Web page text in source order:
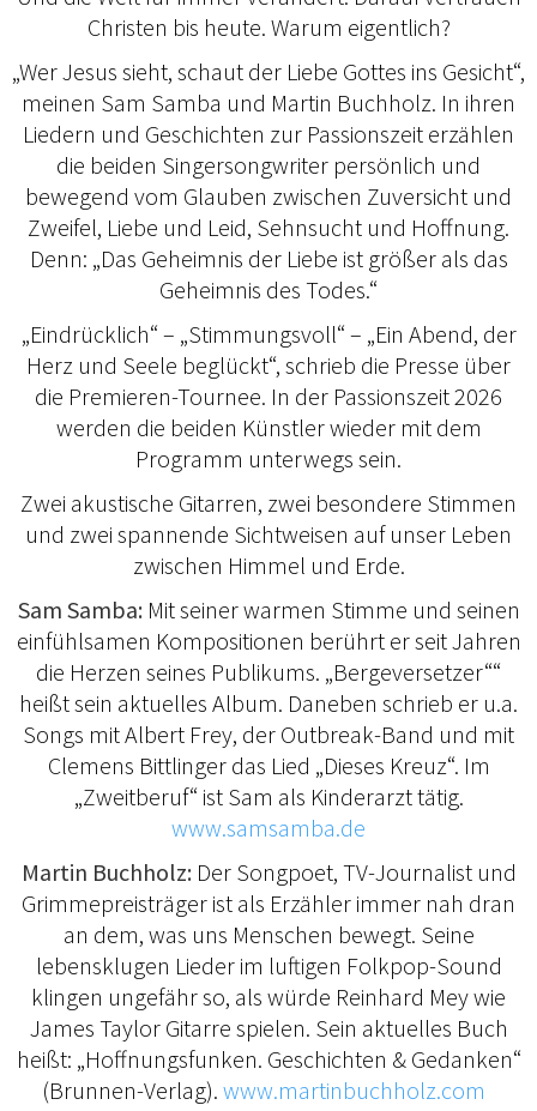
Christen bis heute. Warum eigentlich?
„Wer Jesus sieht, schaut der Liebe Gottes ins Gesicht“,
meinen Sam Samba und Martin Buchholz. In ihren
Liedern und Geschichten zur Passionszeit erzählen
die beiden Singersongwriter persönlich und
bewegend vom Glauben zwischen Zuversicht und
Zweifel, Liebe und Leid, Sehnsucht und Hoffnung.
Denn: „Das Geheimnis der Liebe ist größer als das
Geheimnis des Todes.“
„Eindrücklich“ – „Stimmungsvoll“ – „Ein Abend, der
Herz und Seele beglückt“, schrieb die Presse über
die Premieren-Tournee. In der Passionszeit 2026
werden die beiden Künstler wieder mit dem
Programm unterwegs sein.
Zwei akustische Gitarren, zwei besondere Stimmen
und zwei spannende Sichtweisen auf unser Leben
zwischen Himmel und Erde.
Sam Samba:Mit seiner warmen Stimme und seinen
einfühlsamen Kompositionen berührt er seit Jahren
die Herzen seines Publikums. „Bergeversetzer““
heißt sein aktuelles Album. Daneben schrieb er u.a.
Songs mit Albert Frey, der Outbreak-Band und mit
Clemens Bittlinger das Lied „Dieses Kreuz“. Im
„Zweitberuf“ ist Sam als Kinderarzt tätig.
www.samsamba.de
Martin Buchholz:Der Songpoet, TV-Journalist und
Grimmepreisträger ist als Erzähler immer nah dran
an dem, was uns Menschen bewegt. Seine
lebensklugen Lieder im luftigen Folkpop-Sound
klingen ungefähr so, als würde Reinhard Mey wie
James Taylor Gitarre spielen. Sein aktuelles Buch
heißt: „Hoffnungsfunken. Geschichten & Gedanken“
(Brunnen-Verlag). www.martinbuchholz.com